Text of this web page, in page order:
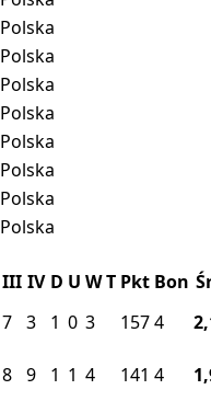
Polska
Polska
Polska
Polska
Polska
Polska
Polska
Polska
III IV D U WT Pkt Bon
7 3 1 0 3 1574
8 9 1 1 4 141 4